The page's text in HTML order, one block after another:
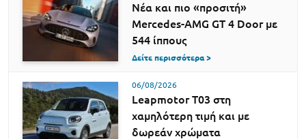
Νέα και πιο «προσιτή»
Mercedes-AMG GT 4 Door με
544 ίππους
Δείτε περισσότερα >
06/08/2026
Leapmotor T03 στη
χαμηλότερη τιμή και με
δωρεάν χρώματα